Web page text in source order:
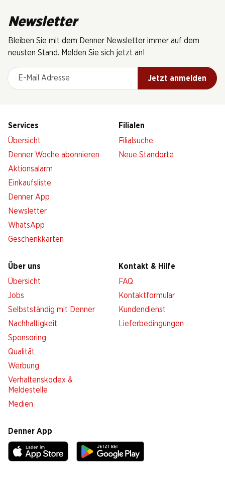
Newsletter
Bleiben Sie mit dem Denner Newsletter immer auf dem
neusten Stand. Melden Sie sich jetzt an!
E-Mail Adresse
Jetzt anmelden
Services
Übersicht
Denner Woche abonnieren
Aktionsalarm
Einkaufsliste
Denner App
Newsletter
WhatsApp
Geschenkkarten
Filialen
Filialsuche
Neue Standorte
Über uns
Übersicht
Jobs
Selbstständig mit Denner
Nachhaltigkeit
Sponsoring
Qualität
Werbung
Verhaltenskodex &
Meldestelle
Medien
Kontakt & Hilfe
FAQ
Kontaktformular
Kundendienst
Lieferbedingungen
Denner App